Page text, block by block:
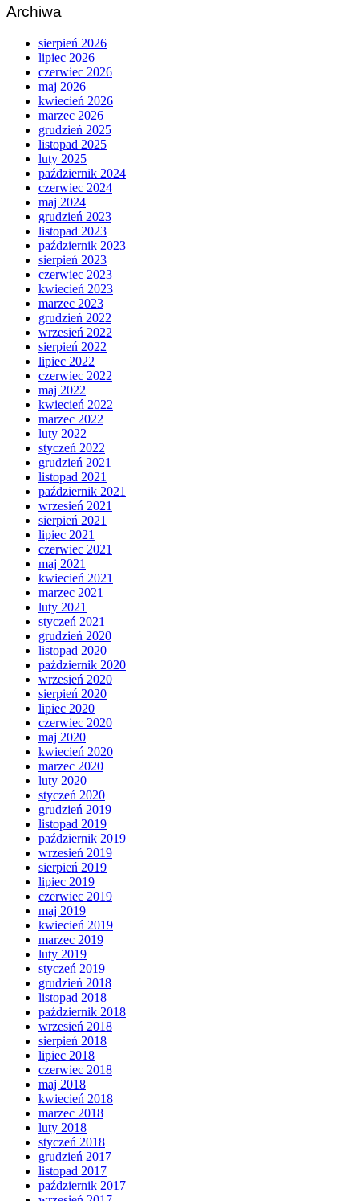
Archiwa
sierpień 2026
lipiec 2026
czerwiec 2026
maj 2026
kwiecień 2026
marzec 2026
grudzień 2025
listopad 2025
luty 2025
październik 2024
czerwiec 2024
maj 2024
grudzień 2023
listopad 2023
październik 2023
sierpień 2023
czerwiec 2023
kwiecień 2023
marzec 2023
grudzień 2022
wrzesień 2022
sierpień 2022
lipiec 2022
czerwiec 2022
maj 2022
kwiecień 2022
marzec 2022
luty 2022
styczeń 2022
grudzień 2021
listopad 2021
październik 2021
wrzesień 2021
sierpień 2021
lipiec 2021
czerwiec 2021
maj 2021
kwiecień 2021
marzec 2021
luty 2021
styczeń 2021
grudzień 2020
listopad 2020
październik 2020
wrzesień 2020
sierpień 2020
lipiec 2020
czerwiec 2020
maj 2020
kwiecień 2020
marzec 2020
luty 2020
styczeń 2020
grudzień 2019
listopad 2019
październik 2019
wrzesień 2019
sierpień 2019
lipiec 2019
czerwiec 2019
maj 2019
kwiecień 2019
marzec 2019
luty 2019
styczeń 2019
grudzień 2018
listopad 2018
październik 2018
wrzesień 2018
sierpień 2018
lipiec 2018
czerwiec 2018
maj 2018
kwiecień 2018
marzec 2018
luty 2018
styczeń 2018
grudzień 2017
listopad 2017
październik 2017